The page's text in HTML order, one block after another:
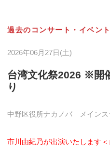
過去のコンサート・イベント
2026年06月27日(土)
台湾文化祭2026 ※開
り
中野区役所ナカノバ メインス
市川由紀乃が出演いたします